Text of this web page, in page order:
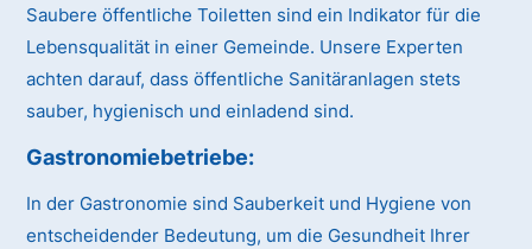
Saubere öffentliche Toiletten sind ein Indikator für die
Lebensqualität in einer Gemeinde. Unsere Experten
achten darauf, dass öffentliche Sanitäranlagen stets
sauber, hygienisch und einladend sind.
Gastronomiebetriebe:
In der Gastronomie sind Sauberkeit und Hygiene von
entscheidender Bedeutung, um die Gesundheit Ihrer